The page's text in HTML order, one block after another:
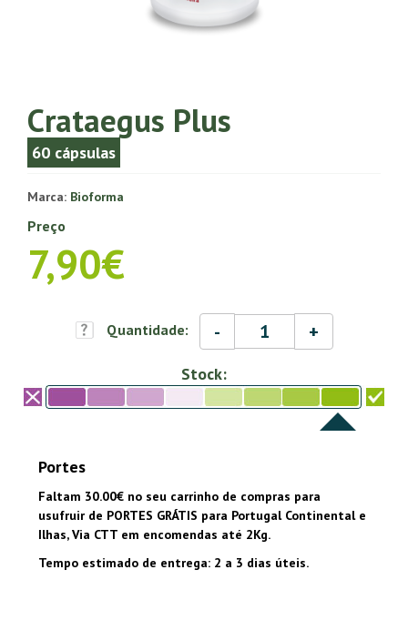
Crataegus Plus
60 cápsulas
Marca: Bioforma
Preço
7,90€
Quantidade: - +
Stock:
Portes
Faltam 30.00€ no seu carrinho de compras para
usufruir de PORTES GRÁTIS para Portugal Continental e
Ilhas, Via CTT em encomendas até 2Kg.
Tempo estimado de entrega: 2 a 3 dias úteis.